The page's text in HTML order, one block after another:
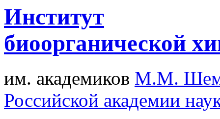
Институт
биоорганической
им. академиков М.М.
Российской академии